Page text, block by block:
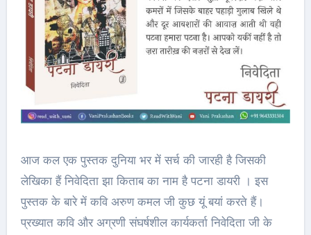
आज कल एक पुस्तक दुनिया भर में सर्च की जारही है जिसकी
लेखिका हैं निवेदिता झा किताब का नाम है पटना डायरी । इस
पुस्तक के बारे में कवि अरुण कमल जी कुछ यूं बयां करते हैं।
प्रख्यात कवि और अग्रणी संघर्षशील कार्यकर्ता निवेदिता जी के